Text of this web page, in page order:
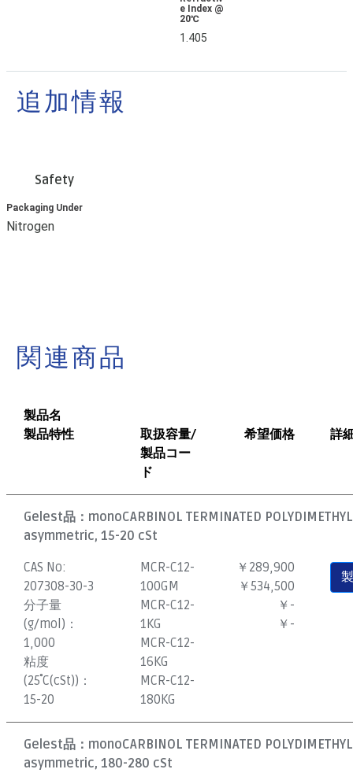
e Index @
20℃
1.405
追加情報
Safety
Packaging Under
Nitrogen
関連商品
製品名
製品特性
取扱容量/
製品コー
ド
希望価格 詳
Gelest品： monoCARBINOL TERMINATED
asymmetric, 15-20 cSt
CAS No:
207308-30-3
分子量
(g/mol)：
1,000
粘度
(25˚C(cSt))：
15-20
MCR-C12-
100GM
MCR-C12-
1KG
MCR-C12-
16KG
MCR-C12-
180KG
￥289,900
￥534,500
￥-
￥-
Gelest品： monoCARBINOL TERMINATED
asymmetric, 180-280 cSt